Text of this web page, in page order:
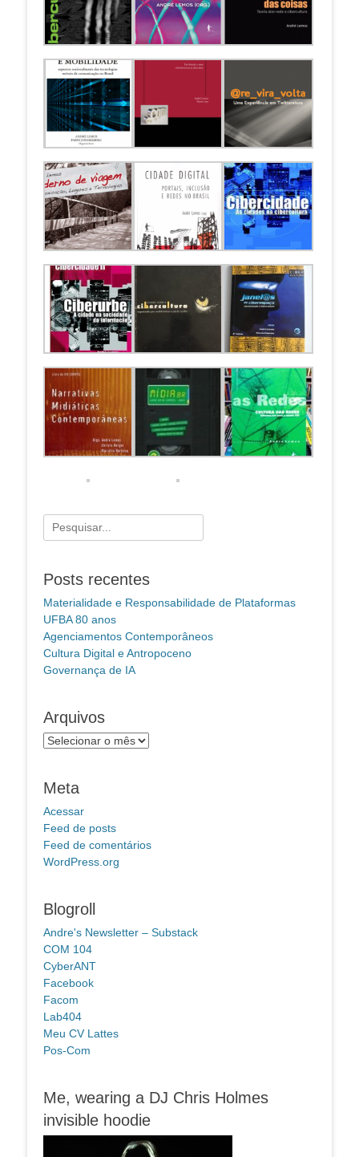
Pesquisar
por:
Posts recentes
Materialidade e Responsabilidade de Plataformas
UFBA 80 anos
Agenciamentos Contemporâneos
Cultura Digital e Antropoceno
Governança de IA
Arquivos
Arquivos
Meta
Acessar
Feed de posts
Feed de comentários
WordPress.org
Blogroll
Andre's Newsletter – Substack
COM 104
CyberANT
Facebook
Facom
Lab404
Meu CV Lattes
Pos-Com
Me, wearing a DJ Chris Holmes
invisible hoodie